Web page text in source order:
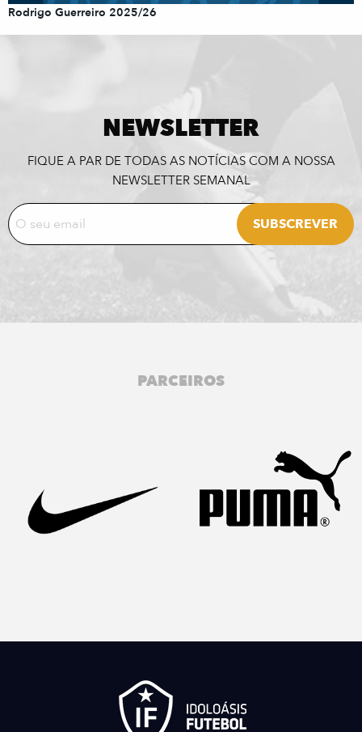
Rodrigo Guerreiro 2025/26
NEWSLETTER
FIQUE A PAR DE TODAS AS NOTÍCIAS COM A NOSSA
NEWSLETTER SEMANAL
PARCEIROS